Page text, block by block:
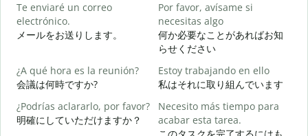
Te enviaré un correo
electrónico.
メールをお送りします。
Por favor, avísame si
necesitas algo
何か必要なことがあればお知
らせください
¿A qué hora es la reunión?
会議は何時ですか?
Estoy trabajando en ello
私はそれに取り組んでいます
¿Podrías aclararlo, por favor?
明確にしていただけますか？
Necesito más tiempo para
acabar esta tarea.